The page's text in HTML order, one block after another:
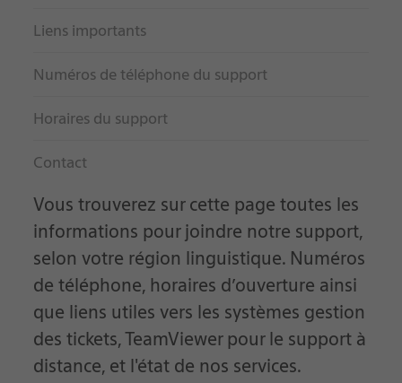
Liens importants
Numéros de téléphone du support
Horaires du support
Contact
Vous trouverez sur cette page toutes les
informations pour joindre notre support,
selon votre région linguistique. Numéros
de téléphone, horaires d’ouverture ainsi
que liens utiles vers les systèmes gestion
des tickets, TeamViewer pour le support à
distance, et l'état de nos services.